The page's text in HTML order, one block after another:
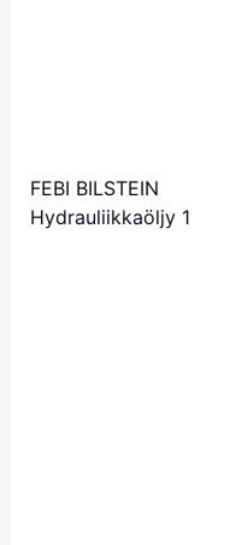
FEBI BILSTEIN
Hydrauliikkaöljy 1L